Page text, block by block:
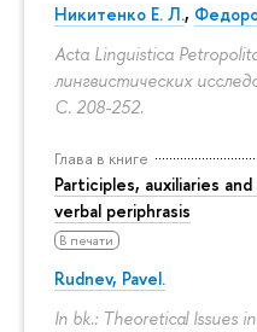
Никитенко Е. Л.,
Acta Linguistica
лингвистических
С. 208-252.
Глава в книге
Participles, auxiliaries
verbal periphrasis
В печати
Rudnev, Pavel.
In bk.: Theoretical Issues